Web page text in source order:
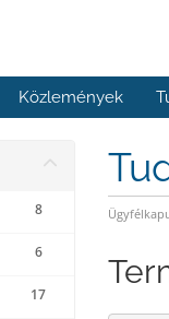
Közlemények
8
6
17